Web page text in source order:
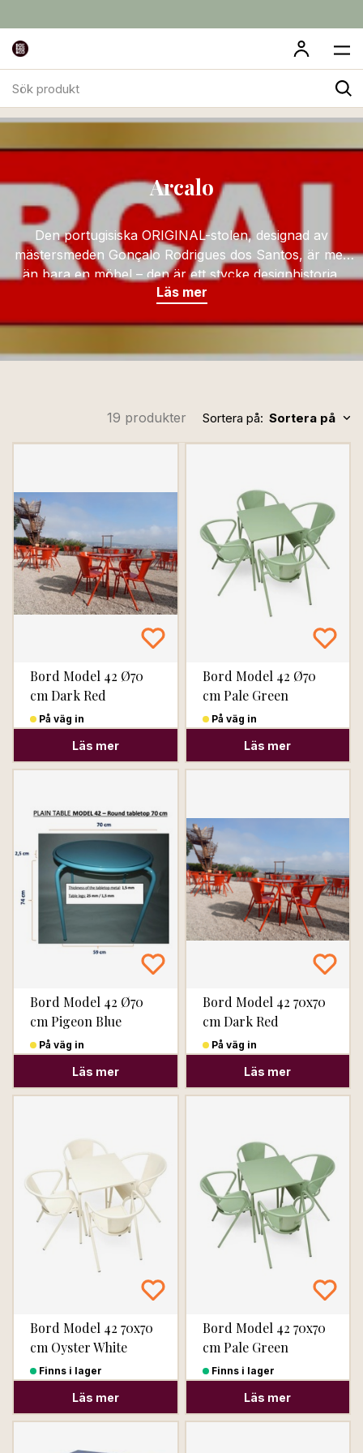
produktArcalo
Arcalo
Den portugisiska ORIGINAL-stolen, designad av
mästersmeden Gonçalo Rodrigues dos Santos, är mer
än bara en möbel – den är ett stycke designhistoria.
Sedan 1950-talet har stolen varit ett självklart inslag på
för sin robusta konstruktion, komfort och tidlösa
estetik.
balans mellan funktion, hållbarhet och skönhet.
Idag pryder ORIGINAL-stolen terrasser på fem
kontinenter – en symbol för äkta portugisisk design som
Läs mer
19 produkter Sortera på: Sortera på
Bord Model 42 Ø70
cm Dark Red
På väg in
Läs mer
Bord Model 42 Ø70
cm Pale Green
På väg in
Läs mer
Bord Model 42 Ø70
cm Pigeon Blue
På väg in
Läs mer
Bord Model 42 70x70
cm Dark Red
På väg in
Läs mer
Bord Model 42 70x70
cm Oyster White
Finns i lager
Läs mer
Bord Model 42 70x70
cm Pale Green
Finns i lager
Läs mer